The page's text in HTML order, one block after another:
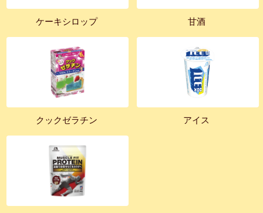
ケーキシロップ 甘酒
クックゼラチン アイス